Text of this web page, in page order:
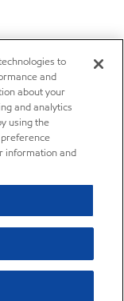
to
and
about your
and analytics
using the
information and